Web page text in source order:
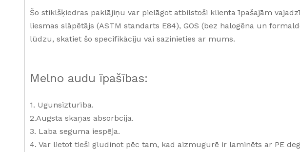
Šo stiklšķiedras paklājiņu var pielāgot atbilstoši klienta īpašajām
liesmas slāpētājs (ASTM standarts E84), GOS (bez halogēna un
lūdzu, skatiet šo specifikāciju vai sazinieties ar mums.
Melno audu īpašības:
1. Ugunsizturība.
2.Augsta skaņas absorbcija.
3. Laba seguma iespēja.
4. Var lietot tieši gludinot pēc tam, kad aizmugurē ir laminēts ar PE